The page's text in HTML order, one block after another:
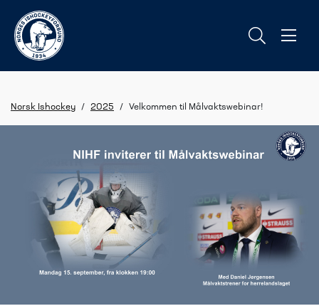
Norsk Ishockey / 2025 / Velkommen til Målvaktswebinar!